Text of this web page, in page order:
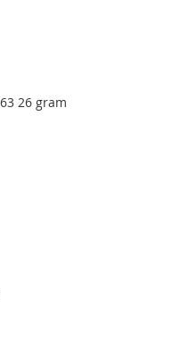
26 gram